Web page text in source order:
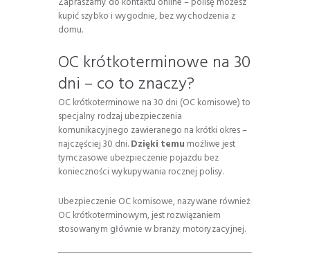
kupić szybko i wygodnie, bez wychodzenia z
domu.
OC krótkoterminowe na 30
dni – co to znaczy?
OC krótkoterminowe na 30 dni (OC komisowe) to
specjalny rodzaj ubezpieczenia
komunikacyjnego zawieranego na krótki okres –
najczęściej 30 dni.Dzięki temu możliwe jest
tymczasowe ubezpieczenie pojazdu bez
konieczności wykupywania rocznej polisy.
Ubezpieczenie OC komisowe, nazywane również
OC krótkoterminowym, jest rozwiązaniem
stosowanym głównie w branży motoryzacyjnej.